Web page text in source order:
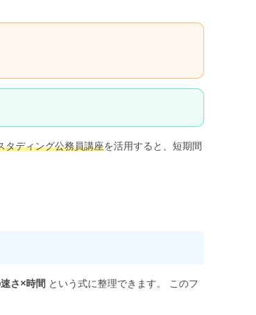
タディング公務員講座を活用すると、短期間
さ×時間 という式に整理できます。 このフ